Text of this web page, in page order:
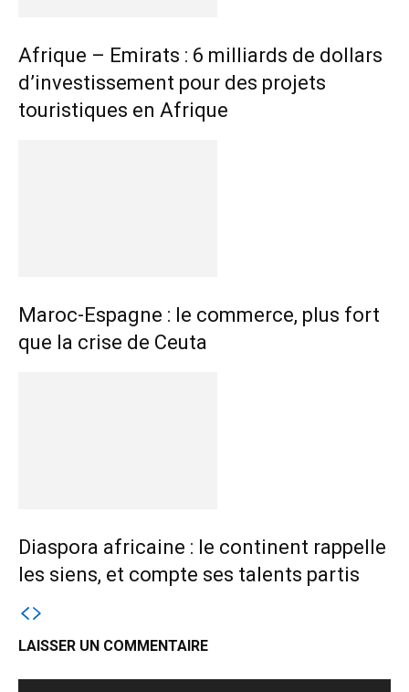
Afrique – Emirats : 6 milliards de dollars
d’investissement pour des projets
touristiques en Afrique
Maroc-Espagne : le commerce, plus fort
que la crise de Ceuta
Diaspora africaine : le continent rappelle
les siens, et compte ses talents partis
LAISSER UN COMMENTAIRE